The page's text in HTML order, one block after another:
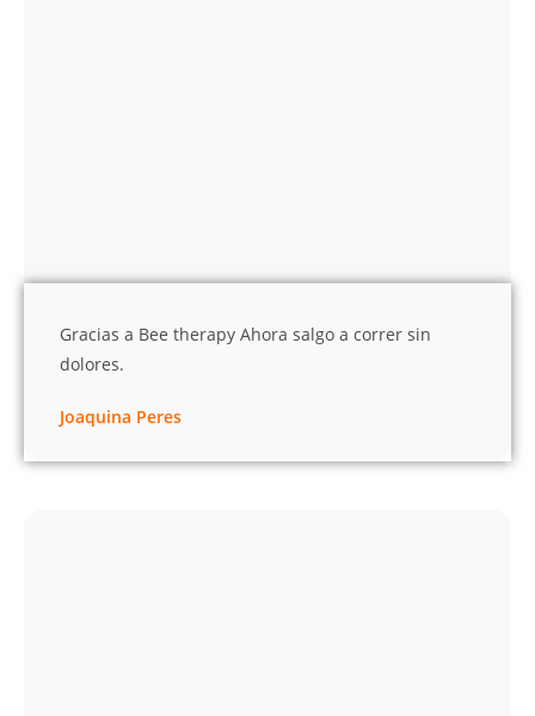
Gracias a Bee therapy Ahora salgo a correr sin
dolores.
Joaquina Peres